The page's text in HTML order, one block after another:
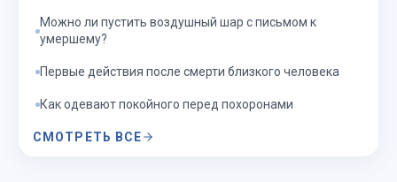
Можно ли пустить воздушный шар с письмом к
умершему?
Первые действия после смерти близкого человека
Как одевают покойного перед похоронами
СМОТРЕТЬ ВСЕ